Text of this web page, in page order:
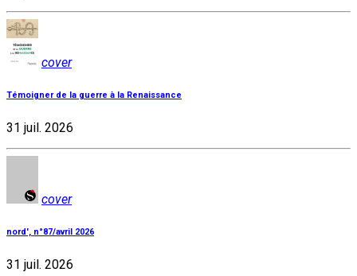
cover
Témoigner de la guerre à la Renaissance
31 juil. 2026
cover
nord', n°87/avril 2026
31 juil. 2026